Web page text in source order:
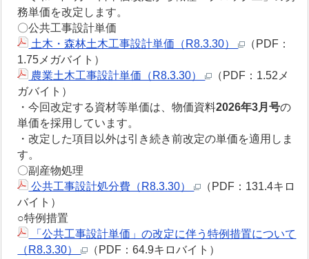
務単価を改定します。
〇公共工事設計単価
土木・森林土木工事設計単価（R8.3.30）
（PDF：
1.75メガバイト）
農業土木工事設計単価（R8.3.30）
（PDF：1.52メ
ガバイト）
・今回改定する資材等単価は、物価資料2026年3月号の
単価を採用しています。
・改定した項目以外は引き続き前改定の単価を適用しま
す。
〇副産物処理
公共工事設計処分費（R8.3.30）
（PDF：131.4キロ
バイト）
○特例措置
「公共工事設計単価」の改定に伴う特例措置について
（R8.3.30）
（PDF：64.9キロバイト）